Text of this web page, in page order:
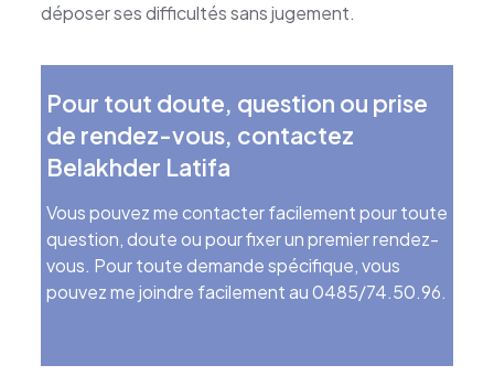
déposer ses difficultés sans jugement.
Pour tout doute, question ou prise
de rendez-vous, contactez
Belakhder Latifa
Vous pouvez me contacter facilement pour toute
question, doute ou pour fixer un premier rendez-
vous. Pour toute demande spécifique, vous
pouvez me joindre facilement au 0485/74.50.96.